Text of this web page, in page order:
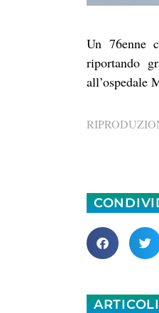
Un 76enne
riportando
all’ospedale